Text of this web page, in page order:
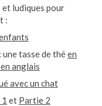
et ludiques pour
:
tasse de théen
anglais
avec un chat
et Partie 2